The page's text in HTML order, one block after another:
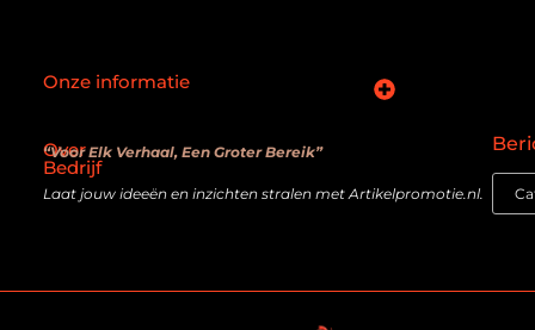
Over
Bedrijf
“Voor Elk Verhaal, Een Groter Bereik”
Laat jouw ideeën en inzichten stralen met Artikelpromotie.nl.
Onze informatie